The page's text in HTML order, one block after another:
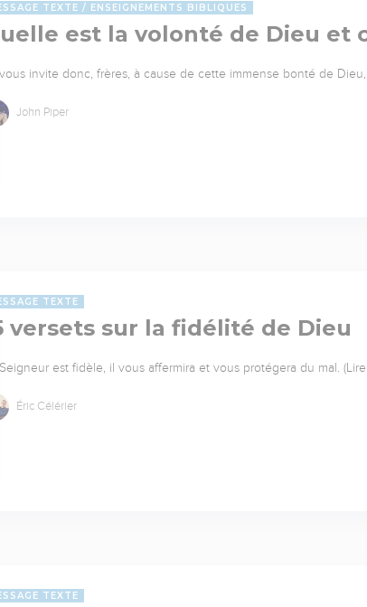
TEXTE ENSEIGNEMENTS BIBLIQUES
est la volonté de Dieu et
invite donc, frères, à cause de cette immense bonté de
John Piper
TEXTE
versets sur la fidélité de Dieu
est fidèle, il vous affermira et vous protégera du mal.
Éric Célérier
TEXTE